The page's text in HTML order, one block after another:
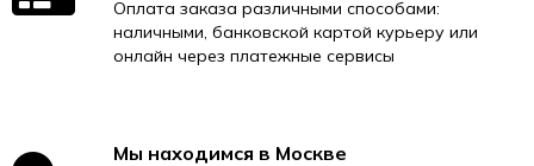
Оплата заказа различными способами:
наличными, банковской картой курьеру или
онлайн через платежные сервисы
Мы находимся в Москве